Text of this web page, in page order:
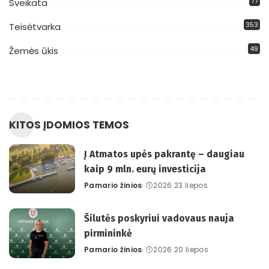
Sveikata
Teisėtvarka 353
Žemės ūkis 49
KITOS ĮDOMIOS TEMOS
Į Atmatos upės pakrantę – daugiau
kaip 9 mln. eurų investicija
Posted
Pamario žinios 2026 23 liepos
Šilutės poskyriui vadovaus nauja
pirmininkė
Posted
Pamario žinios 2026 20 liepos